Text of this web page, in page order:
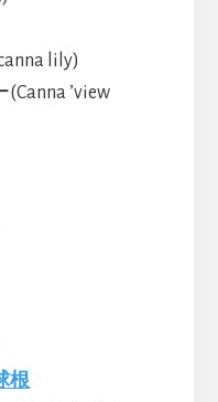
lily)
’view
根